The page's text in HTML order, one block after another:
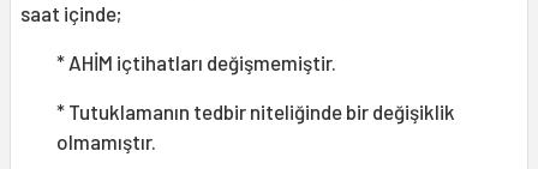
saat içinde;
* AHİM içtihatları değişmemiştir.
* Tutuklamanın tedbir niteliğinde bir değişiklik
olmamıştır.